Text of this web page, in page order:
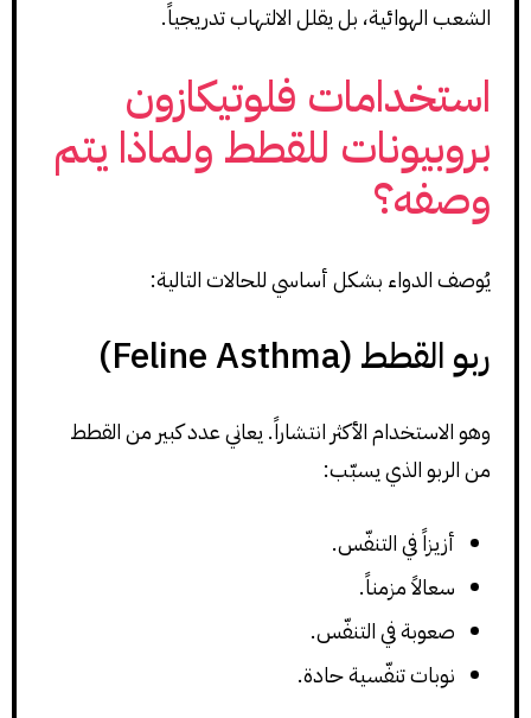
الشعب الهوائية، بل يقلل الالتهاب تدريجياً.
استخدامات فلوتيكازون
بروبيونات للقطط ولماذا يتم
وصفه؟
يُوصف الدواء بشكل أساسي للحالات التالية:
ربو القطط (Feline Asthma)
وهو الاستخدام الأكثر انتشاراً. يعاني عدد كبير من القطط
من الربو الذي يسبّب:
أزيزاً في التنفّس.
سعالاً مزمناً.
صعوبة في التنفّس.
نوبات تنفّسية حادة.